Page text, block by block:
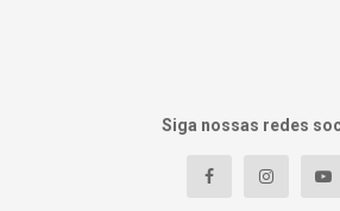
Siga nossas redes